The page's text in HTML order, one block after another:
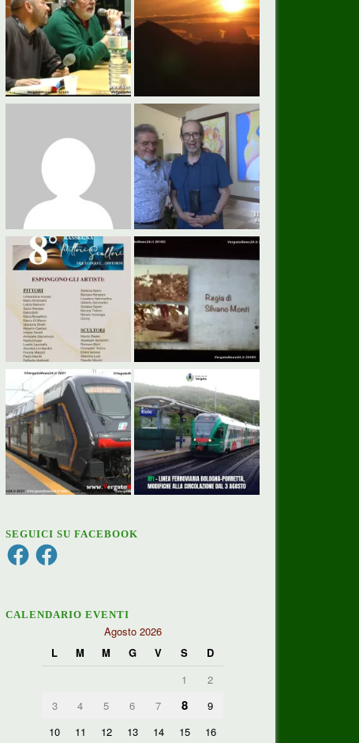
SEGUICI SU FACEBOOK
FacebookFacebook
CALENDARIO EVENTI
Agosto 2026
L
M M G V S
D
1
2
3
4 5 6 7 8
9
10
11 12 13 14 15
16